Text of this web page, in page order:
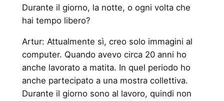
Durante il giorno, la notte, o ogni volta che
hai tempo libero?
Artur: Attualmente sì, creo solo immagini al
computer. Quando avevo circa 20 anni ho
anche lavorato a matita. In quel periodo ho
anche partecipato a una mostra collettiva.
Durante il giorno sono al lavoro, quindi non